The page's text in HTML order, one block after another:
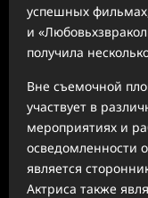
успешных
и
получила
Вне съемочной
участвует в
мероприятиях и
осведомленности
является
Актриса также